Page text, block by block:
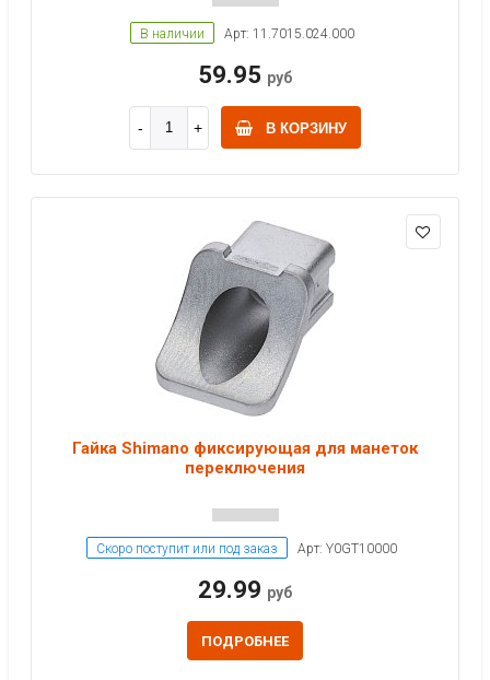
В наличии Арт: 11.7015.024.000
59.95 руб
В КОРЗИНУ
Гайка Shimano фиксирующая для манеток
переключения
Скоро поступит или под заказ Арт: Y0GT10000
29.99 руб
ПОДРОБНЕЕ